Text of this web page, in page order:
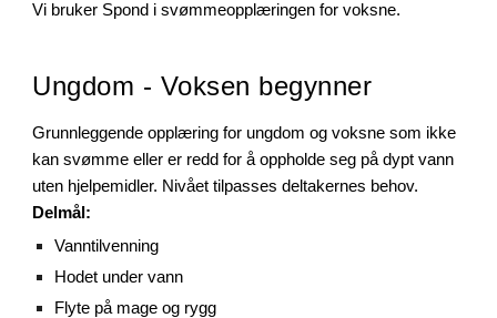
Vi bruker Spond i svømmeopplæringen for voksne.
Ungdom - Voksen begynner
Grunnleggende opplæring for ungdom og voksne som ikke
kan svømme eller er redd for å oppholde seg på dypt vann
uten hjelpemidler. Nivået tilpasses deltakernes behov.
Delmål:
Vanntilvenning
Hodet under vann
Flyte på mage og rygg